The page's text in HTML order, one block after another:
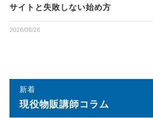
サイトと失敗しない始め方
2026/06/26
新着
現役物販講師コラム